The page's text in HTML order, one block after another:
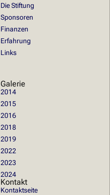
Die Stiftung
Sponsoren
Finanzen
Erfahrung
Links
Galerie
2014
2015
2016
2018
2019
2022
2023
2024
Kontakt
Kontaktseite